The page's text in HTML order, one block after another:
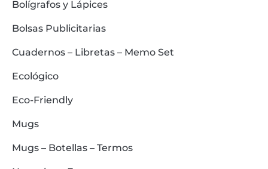
Bolígrafos y Lápices
Bolsas Publicitarias
Cuadernos – Libretas – Memo Set
Ecológico
Eco-Friendly
Mugs
Mugs – Botellas – Termos